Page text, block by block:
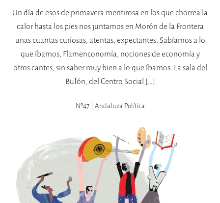
Un día de esos de primavera mentirosa en los que chorrea la
calor hasta los pies nos juntamos en Morón de la Frontera
unas cuantas curiosas, atentas, expectantes. Sabíamos a lo
que íbamos, Flamenconomía, nociones de economía y
otros cantes, sin saber muy bien a lo que íbamos. La sala del
Bufón, del Centro Social […]
Nº47 | Andaluza Política